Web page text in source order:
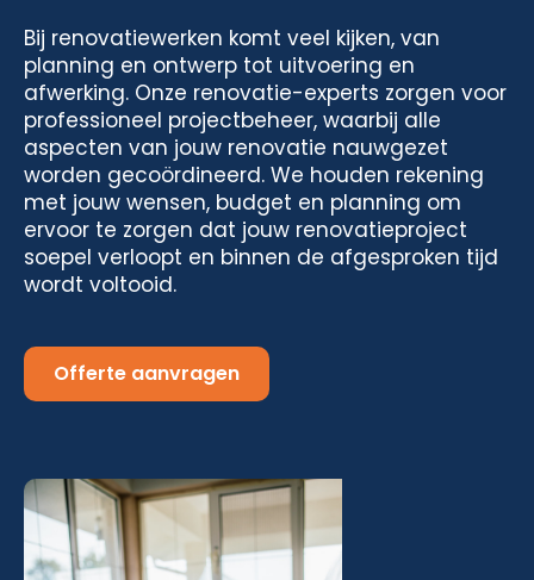
Bij renovatiewerken komt veel kijken, van
planning en ontwerp tot uitvoering en
afwerking. Onze renovatie-experts zorgen voor
professioneel projectbeheer, waarbij alle
aspecten van jouw renovatie nauwgezet
worden gecoördineerd. We houden rekening
met jouw wensen, budget en planning om
ervoor te zorgen dat jouw renovatieproject
soepel verloopt en binnen de afgesproken tijd
wordt voltooid.
Offerte aanvragen